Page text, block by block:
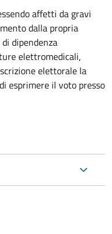
affetti da gravi
dalla propria
dipendenza
elettromedicali,
elettorale la
esprimere il voto presso